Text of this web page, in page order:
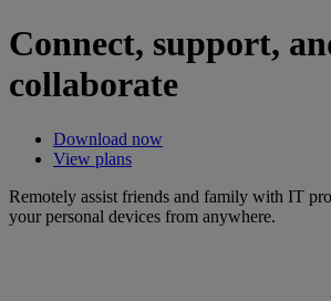
Connect, support,
collaborate
Download now
View plans
Remotely assist friends and family with IT
your personal devices from anywhere.